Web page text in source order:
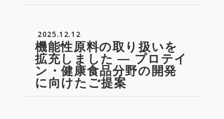
2025.12.12
機能性原料の取り扱いを
拡充しました ― プロテイ
ン・健康食品分野の開発
に向けたご提案